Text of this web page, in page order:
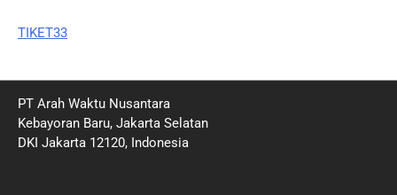
TIKET33
PT Arah Waktu Nusantara
Kebayoran Baru, Jakarta Selatan
DKI Jakarta 12120, Indonesia